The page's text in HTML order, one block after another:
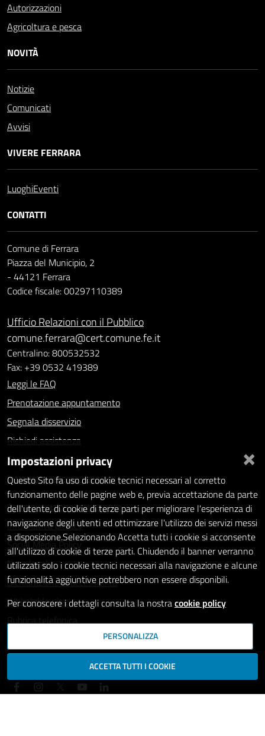
Autorizzazioni
Agricoltura e pesca
NOVITÀ
Notizie
Comunicati
Avvisi
VIVERE FERRARA
LuoghiEventi
CONTATTI
Comune di Ferrara
Piazza del Municipio, 2
- 44121 Ferrara
Codice fiscale: 00297110389
Ufficio Relazioni con il Pubblico
comune.ferrara@cert.comune.fe.it
Centralino: 800532532
Fax: +39 0532 419389
Leggi le FAQ
Prenotazione appuntamento
Segnala disservizio
Richiedi assistenza
Statistiche dei Siti web
Intranet - accesso riservato
Amministrazione trasparente
Informativa privacy
Social Media Policy
Note legali
Dichiarazione di accessibilità
Whistleblowing
Rubrica telefonica
SEGUICI SU
×
Impostazioni privacy
Questo Sito fa uso di cookie tecnici necessari al corretto
funzionamento delle pagine web e, previa accettazione da parte
dell'utente, di cookie di terze parti per migliorare l'esperienza di
navigazione degli utenti ed ottimizzare l'utilizzo dei servizi messi
a disposizione.Selezionando Accetta tutti i cookie si acconsente
all'utilizzo di cookie di terze parti. Chiudendo il banner verranno
utilizzati solo i cookie tecnici necessari alla navigazione e alcune
funzionalità aggiuntive potrebbero non essere disponibili.
Per conoscere i dettagli consulta la nostracookie policy
PERSONALIZZA
ACCETTA TUTTI I COOKIE